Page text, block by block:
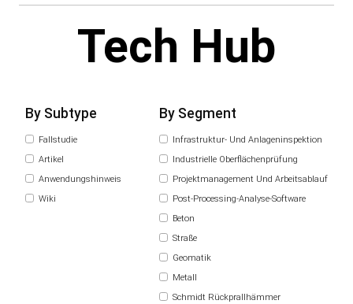
Tech Hub
By Subtype
Fallstudie
Artikel
Anwendungshinweis
Wiki
By Segment
Infrastruktur- Und Anlageninspektion
Industrielle Oberflächenprüfung
Projektmanagement Und Arbeitsablauf
Post-Processing-Analyse-Software
Beton
Straße
Geomatik
Metall
Schmidt Rückprallhämmer